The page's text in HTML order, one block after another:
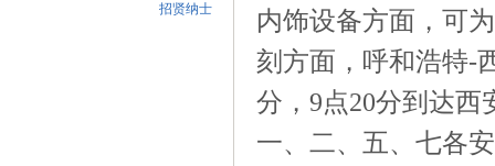
招贤纳士
内饰设备方面，可
刻方面，呼和浩特-
分，9点20分到达
一、二、五、七各